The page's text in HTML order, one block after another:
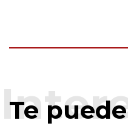
Te puede